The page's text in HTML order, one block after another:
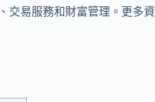
交易服務和財富管理。更多資